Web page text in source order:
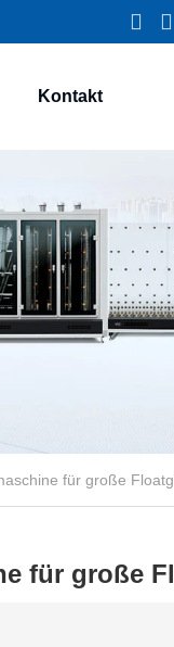
Kontakt
für große
für große